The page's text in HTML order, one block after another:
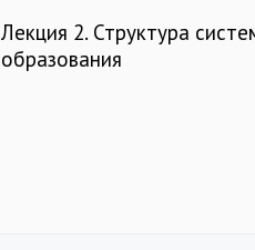
Лекция 2. Структура
образования